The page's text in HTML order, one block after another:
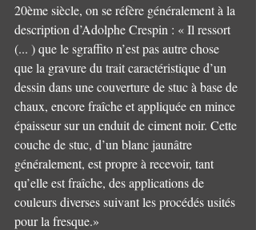
20ème siècle, on se réfère généralement à la
description d’Adolphe Crespin : « Il ressort
(... ) que le sgraffito n’est pas autre chose
que la gravure du trait caractéristique d’un
dessin dans une couverture de stuc à base de
chaux, encore fraîche et appliquée en mince
épaisseur sur un enduit de ciment noir. Cette
couche de stuc, d’un blanc jaunâtre
généralement, est propre à recevoir, tant
qu’elle est fraîche, des applications de
couleurs diverses suivant les procédés usités
pour la fresque.»